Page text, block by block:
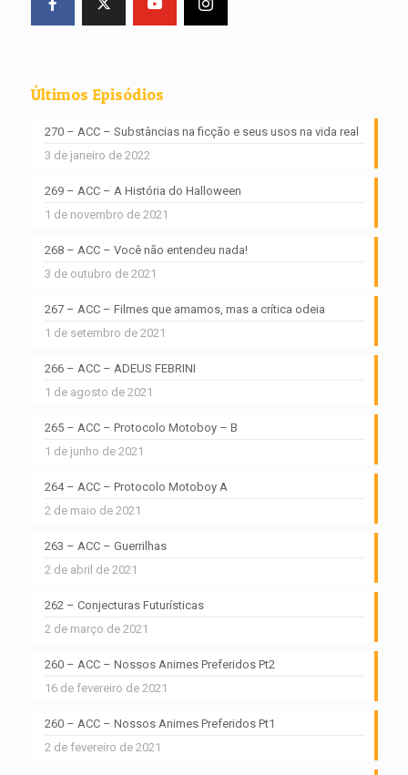
Últimos Episódios
270 – ACC – Substâncias na ficção e seus usos na vida real
3 de janeiro de 2022
269 – ACC – A História do Halloween
1 de novembro de 2021
268 – ACC – Você não entendeu nada!
3 de outubro de 2021
267 – ACC – Filmes que amamos, mas a crítica odeia
1 de setembro de 2021
266 – ACC – ADEUS FEBRINI
1 de agosto de 2021
265 – ACC – Protocolo Motoboy – B
1 de junho de 2021
264 – ACC – Protocolo Motoboy A
2 de maio de 2021
263 – ACC – Guerrilhas
2 de abril de 2021
262 – Conjecturas Futurísticas
2 de março de 2021
260 – ACC – Nossos Animes Preferidos Pt2
16 de fevereiro de 2021
260 – ACC – Nossos Animes Preferidos Pt1
2 de fevereiro de 2021